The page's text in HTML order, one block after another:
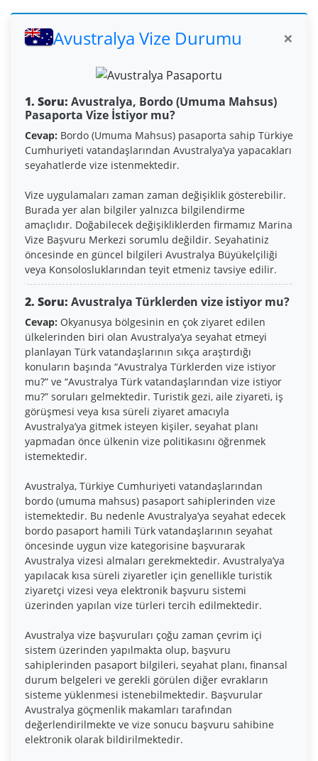
Avustralya Vize Durumu ×
1. Soru: Avustralya, Bordo (Umuma Mahsus)
Pasaporta Vize İstiyor mu?
Cevap: Bordo (Umuma Mahsus) pasaporta sahip Türkiye
Cumhuriyeti vatandaşlarından Avustralya’ya yapacakları
seyahatlerde vize istenmektedir.
Vize uygulamaları zaman zaman değişiklik gösterebilir.
Burada yer alan bilgiler yalnızca bilgilendirme
amaçlıdır. Doğabilecek değişikliklerden firmamız Marina
Vize Başvuru Merkezi sorumlu değildir. Seyahatiniz
öncesinde en güncel bilgileri Avustralya Büyükelçiliği
veya Konsolosluklarından teyit etmeniz tavsiye edilir.
2. Soru: Avustralya Türklerden vize istiyor mu?
Cevap: Okyanusya bölgesinin en çok ziyaret edilen
ülkelerinden biri olan Avustralya’ya seyahat etmeyi
planlayan Türk vatandaşlarının sıkça araştırdığı
konuların başında “Avustralya Türklerden vize istiyor
mu?” ve “Avustralya Türk vatandaşlarından vize istiyor
mu?” soruları gelmektedir. Turistik gezi, aile ziyareti, iş
görüşmesi veya kısa süreli ziyaret amacıyla
Avustralya’ya gitmek isteyen kişiler, seyahat planı
yapmadan önce ülkenin vize politikasını öğrenmek
istemektedir.
Avustralya, Türkiye Cumhuriyeti vatandaşlarından
bordo (umuma mahsus) pasaport sahiplerinden vize
istemektedir. Bu nedenle Avustralya’ya seyahat edecek
bordo pasaport hamili Türk vatandaşlarının seyahat
öncesinde uygun vize kategorisine başvurarak
Avustralya vizesi almaları gerekmektedir. Avustralya’ya
yapılacak kısa süreli ziyaretler için genellikle turistik
ziyaretçi vizesi veya elektronik başvuru sistemi
üzerinden yapılan vize türleri tercih edilmektedir.
Avustralya vize başvuruları çoğu zaman çevrim içi
sistem üzerinden yapılmakta olup, başvuru
sahiplerinden pasaport bilgileri, seyahat planı, finansal
durum belgeleri ve gerekli görülen diğer evrakların
sisteme yüklenmesi istenebilmektedir. Başvurular
Avustralya göçmenlik makamları tarafından
değerlendirilmekte ve vize sonucu başvuru sahibine
elektronik olarak bildirilmektedir.